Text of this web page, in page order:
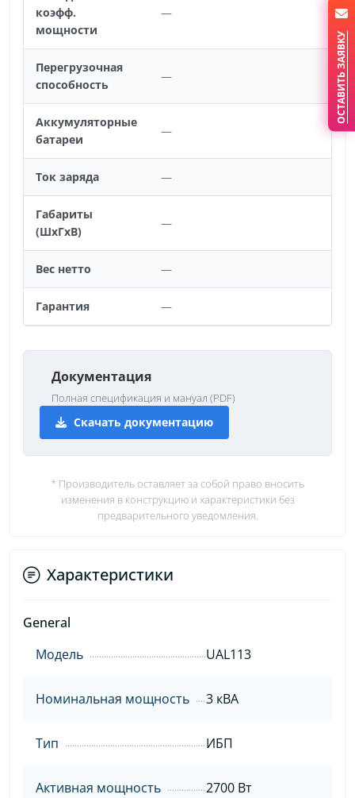
коэфф.
мощности
—
Перегрузочная
способность
—
Аккумуляторные
батареи
—
Ток заряда —
Габариты
(ШхГхВ)
—
Вес нетто —
Гарантия —
Документация
Полная спецификация и мануал (PDF)
Скачать документацию
* Производитель оставляет за собой право вносить
изменения в конструкцию и характеристики без
предварительного уведомления.
Характеристики
General
Модель
UAL113
Номинальная мощность 3 кВА
Тип ИБП
Активная мощность 2700 Вт
ОСТАВИТЬ ЗАЯВКУ